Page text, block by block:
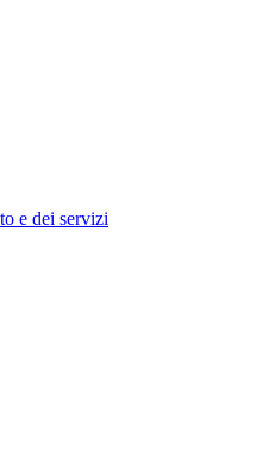
e dei servizi